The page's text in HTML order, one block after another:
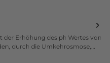
Erhöhung des ph Wertes von
durch die Umkehrosmose,…